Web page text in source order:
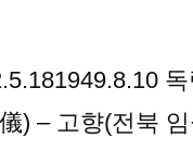
) – 고향(전북